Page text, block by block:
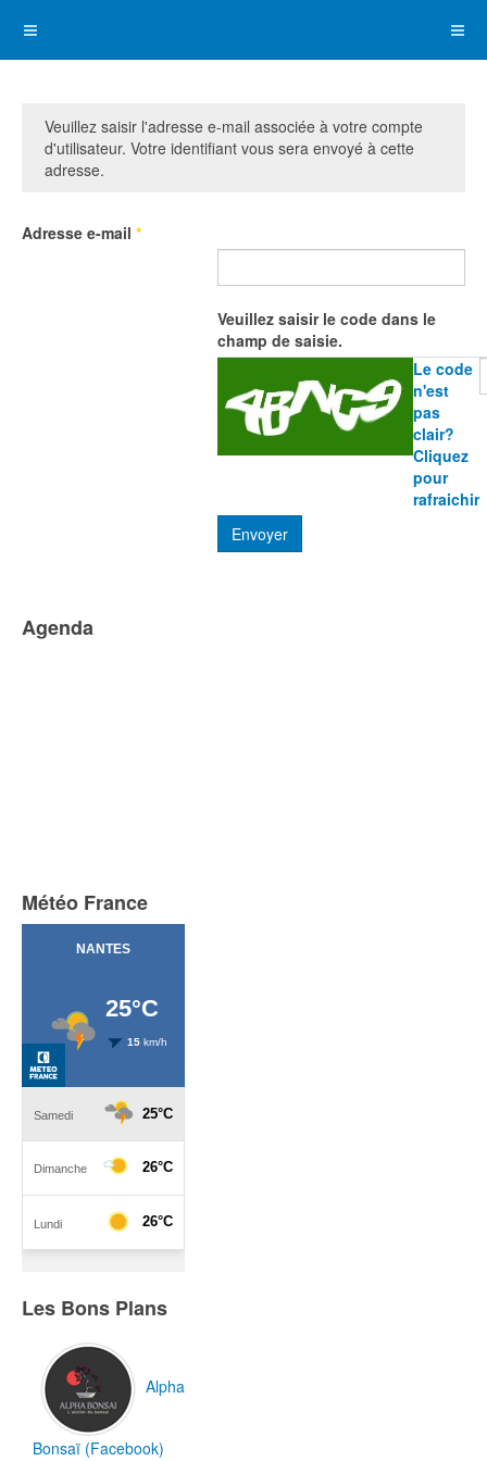
Veuillez saisir l'adresse e-mail associée à votre compte
d'utilisateur. Votre identifiant vous sera envoyé à cette
adresse.
Adresse e-mail *
Veuillez saisir le code dans le
champ de saisie.
Le code
n'est
pas
clair?
Cliquez
pour
rafraichir
Envoyer
Agenda
Météo France
Les Bons Plans
Alpha
Bonsaï (Facebook)